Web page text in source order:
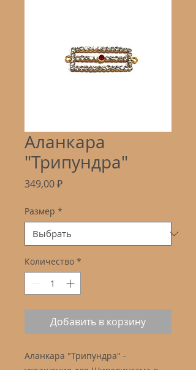
Аланкара
"Трипундра"
349,00 ₽Цена
Размер *
Количество *
Добавить в корзину
Аланкара "Трипундра" -